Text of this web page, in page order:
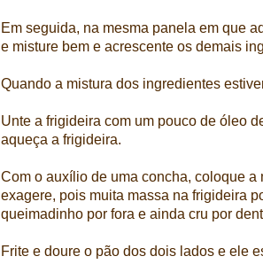
Em seguida, na mesma panela em que
e misture bem e acrescente os demais
Quando a mistura dos ingredientes
Unte a frigideira com um pouco de óleo
aqueça a frigideira.
Com o auxílio de uma concha, coloque a
exagere, pois muita massa na frigideira
queimadinho por fora e ainda cru por
Frite e doure o pão dos dois lados e ele